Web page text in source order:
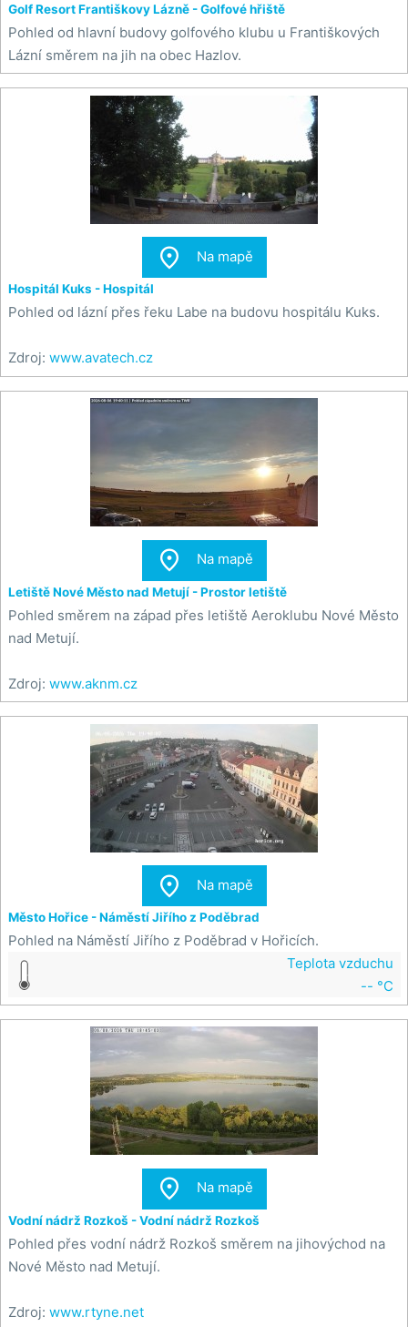
Golf Resort Františkovy Lázně - Golfové hřiště
Pohled od hlavní budovy golfového klubu u Františkových
Lázní směrem na jih na obec Hazlov.
 Na mapě
Hospitál Kuks - Hospitál
Pohled od lázní přes řeku Labe na budovu hospitálu Kuks.
Zdroj: www.avatech.cz
 Na mapě
Letiště Nové Město nad Metují - Prostor letiště
Pohled směrem na západ přes letiště Aeroklubu Nové Město
nad Metují.
Zdroj: www.aknm.cz
 Na mapě
Město Hořice - Náměstí Jiřího z Poděbrad
Pohled na Náměstí Jiřího z Poděbrad v Hořicích.
Teplota vzduchu
-- °C
 Na mapě
Vodní nádrž Rozkoš - Vodní nádrž Rozkoš
Pohled přes vodní nádrž Rozkoš směrem na jihovýchod na
Nové Město nad Metují.
Zdroj: www.rtyne.net